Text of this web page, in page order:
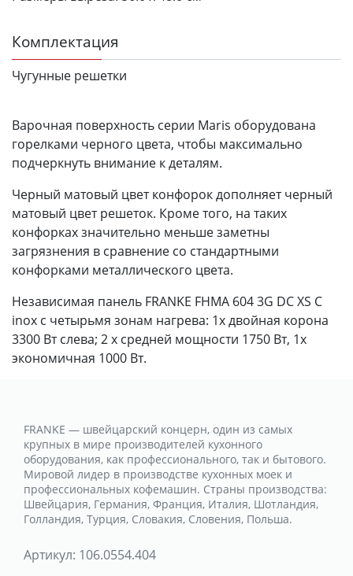
Комплектация
Чугунные решетки
Варочная поверхность серии Maris оборудована
горелками черного цвета, чтобы максимально
подчеркнуть внимание к деталям.
Черный матовый цвет конфорок дополняет черный
матовый цвет решеток. Кроме того, на таких
конфорках значительно меньше заметны
загрязнения в сравнение со стандартными
конфорками металлического цвета.
Независимая панель FRANKE FHMA 604 3G DC XS C
inox с четырьмя зонам нагрева: 1x двойная корона
3300 Вт слева; 2 x средней мощности 1750 Вт, 1x
экономичная 1000 Вт.
FRANKE — швейцарский концерн, один из самых
крупных в мире производителей кухонного
оборудования, как профессионального, так и бытового.
Мировой лидер в производстве кухонных моек и
профессиональных кофемашин. Страны производства:
Швейцария, Германия, Франция, Италия, Шотландия,
Голландия, Турция, Словакия, Словения, Польша.
Артикул: 106.0554.404